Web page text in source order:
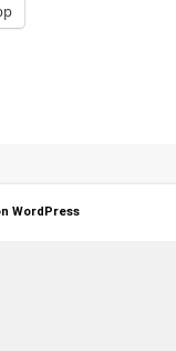
WordPress